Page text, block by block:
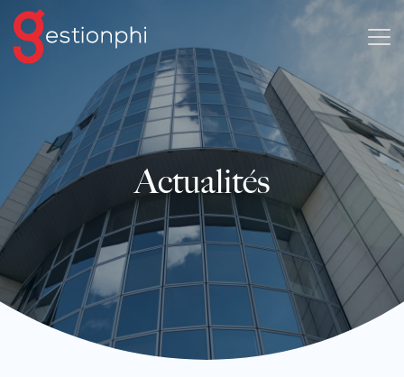
Actualités